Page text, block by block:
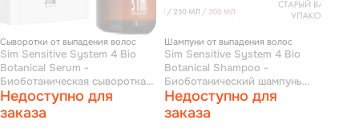
Сыворотки от выпадения волос
Sim Sensitive System 4 Bio
Botanical Serum -
Биоботаническая сыворотка
500 мл
Недоступно для
заказа
Шампуни от выпадения волос
Sim Sensitive System 4 Bio
Botanical Shampoo -
Биоботанический шампунь
500 мл
Недоступно для
заказа